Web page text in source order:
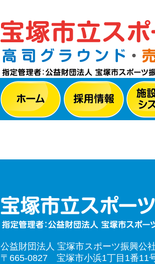
公益財団法人 宝塚市スポーツ振興公
〒665-0827 宝塚市小浜1丁目1番11